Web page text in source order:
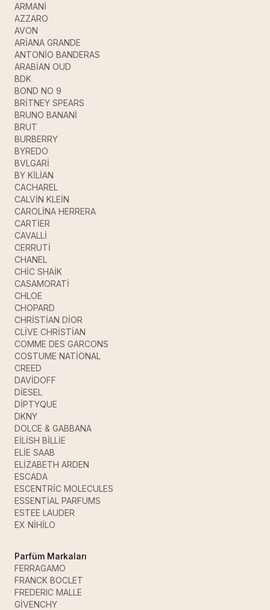
ARMANİ
AZZARO
AVON
ARİANA GRANDE
ANTONİO BANDERAS
ARABİAN OUD
BDK
BOND NO 9
BRİTNEY SPEARS
BRUNO BANANİ
BRUT
BURBERRY
BYREDO
BVLGARİ
BY KİLİAN
CACHAREL
CALVİN KLEİN
CAROLİNA HERRERA
CARTİER
CAVALLİ
CERRUTİ
CHANEL
CHİC SHAİK
CASAMORATİ
CHLOE
CHOPARD
CHRİSTİAN DİOR
CLİVE CHRİSTİAN
COMME DES GARCONS
COSTUME NATİONAL
CREED
DAVİDOFF
DİESEL
DİPTYQUE
DKNY
DOLCE & GABBANA
EİLİSH BİLLİE
ELİE SAAB
ELİZABETH ARDEN
ESCADA
ESCENTRİC MOLECULES
ESSENTİAL PARFUMS
ESTEE LAUDER
EX NİHİLO
Parfüm Markaları
FERRAGAMO
FRANCK BOCLET
FREDERIC MALLE
GİVENCHY